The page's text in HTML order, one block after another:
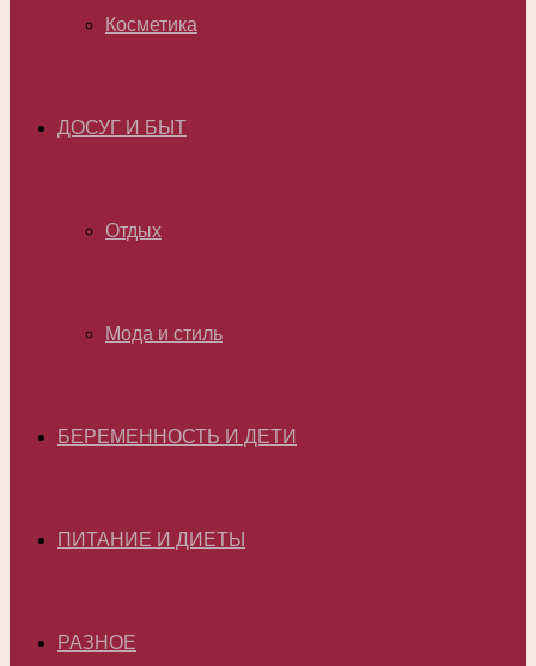
Косметика
ДОСУГ И БЫТ
Отдых
Мода и стиль
БЕРЕМЕННОСТЬ И ДЕТИ
ПИТАНИЕ И ДИЕТЫ
РАЗНОЕ